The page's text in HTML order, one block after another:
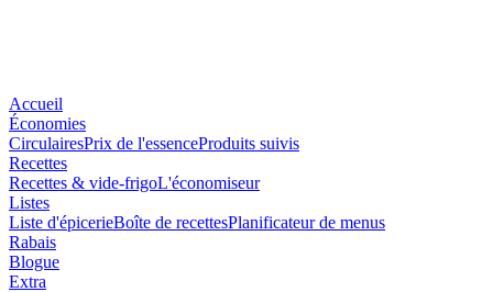
Accueil
Économies
CirculairesPrix de l'essenceProduits suivis
Recettes
Recettes & vide-frigoL'économiseur
Listes
Liste d'épicerieBoîte de recettesPlanificateur de menus
Rabais
Blogue
Extra